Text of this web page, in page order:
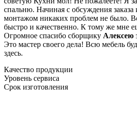
спальню. Начиная с обсуждения заказа
монтажом никаких проблем не было.
быстро и качественно. К тому же мне
Огромное спасибо сборщику Алексею
Это мастер своего дела! Всю мебель
здесь.
Качество продукции
Уровень сервиса
Срок изготовления